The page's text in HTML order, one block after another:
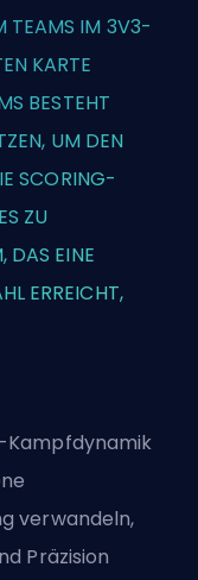
TEAMS IM 3V3-
KARTE
BESTEHT
UM DEN
SCORING-
ZU
DAS EINE
ERREICHT,
Kampfdynamik
verwandeln,
Präzision